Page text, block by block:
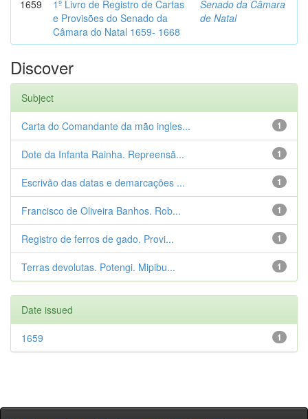
1659
1º Livro de Registro de Cartas
e Provisões do Senado da
Câmara do Natal 1659- 1668
Senado da Câmara
de Natal
Discover
Subject
1
Carta do Comandante da mão ingles...
1
Dote da Infanta Rainha. Repreensã...
1
Escrivão das datas e demarcações ...
1
Francisco de Oliveira Banhos. Rob...
1
Registro de ferros de gado. Provi...
1
Terras devolutas. Potengi. Mipibu...
Date issued
1
1659